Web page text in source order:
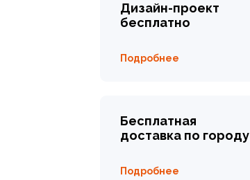
Дизайн-проект
бесплатно
Подробнее
Бесплатная
доставка по городу
Подробнее